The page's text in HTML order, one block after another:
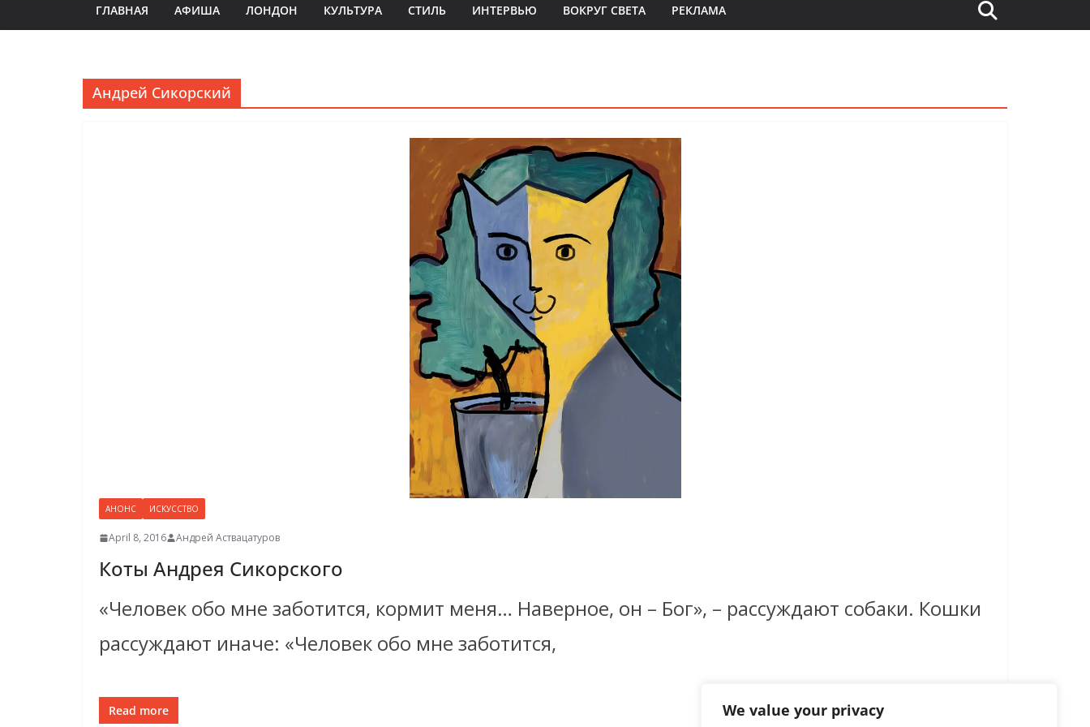
We value your privacy
ГЛАВНАЯ АФИША ЛОНДОН КУЛЬТУРА СТИЛЬ ИНТЕРВЬЮ ВОКРУГ СВЕТА РЕКЛАМА
Андрей Сикорский
АНОНС ИСКУССТВО
April 8, 2016 Андрей Аствацатуров
Коты Андрея Сикорского
«Человек обо мне заботится, кормит меня… Наверное, он – Бог», – рассуждают собаки. Кошки
рассуждают иначе: «Человек обо мне заботится,
Read more